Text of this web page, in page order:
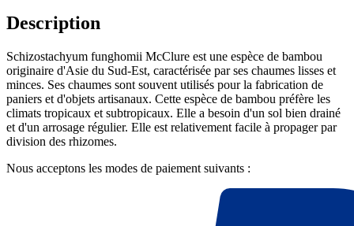
Description
Schizostachyum funghomii McClure est une espèce de bambou
originaire d'Asie du Sud-Est, caractérisée par ses chaumes lisses et
minces. Ses chaumes sont souvent utilisés pour la fabrication de
paniers et d'objets artisanaux. Cette espèce de bambou préfère les
climats tropicaux et subtropicaux. Elle a besoin d'un sol bien drainé
et d'un arrosage régulier. Elle est relativement facile à propager par
division des rhizomes.
Nous acceptons les modes de paiement suivants :